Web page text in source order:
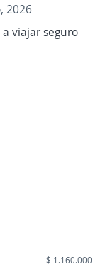
2026
viajar seguro
$ 1.160.000